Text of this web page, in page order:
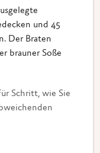
und 45
Der Braten
brauner Soße
Schritt, wie Sie